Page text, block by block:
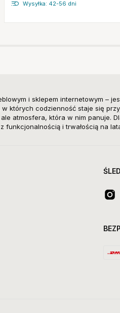
Wysyłka: 42-56 dni
i sklepem internetowym –
których codzienność staje się
atmosfera, która w nim panuje.
funkcjonalnością i trwałością na